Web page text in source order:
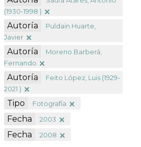
(1930-1998 )
Autoría
Puldain Huarte,
Javier
Autoría
Moreno Barberá,
Fernando
Autoría
Feito López, Luis (1929-
2021 )
Tipo Fotografía
Fecha 2003
Fecha 2008